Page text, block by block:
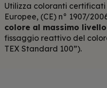
Utilizza coloranti
Europee, (CE) n° 1907/
colore al massimo livello
fissaggio reattivo del
TEX Standard 100”).